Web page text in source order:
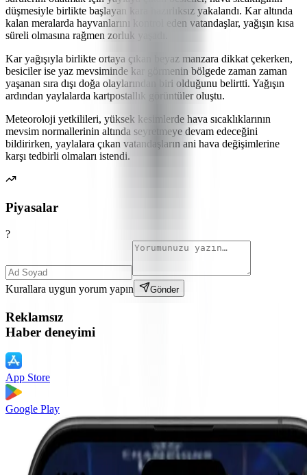
düşmesiyle birlikte başlayan kara hazırlıksız yakalandı. Kar altında
kalan meralarda hayvanlarını kontrol eden vatandaşlar, yağışın kısa
süreli olmasına rağmen zorluk yaşadı.
Kar yağışıyla birlikte ortaya çıkan beyaz manzara dikkat çekerken,
besiciler ise yaz mevsiminde kar görmenin bölgede zaman zaman
yaşanan sıra dışı doğa olaylarından biri olduğunu belirtti. Yağışın
ardından yaylalarda kartpostallık görüntüler oluştu.
Meteoroloji yetkilileri, yüksek kesimlerde hava sıcaklıklarının
mevsim normallerinin altında seyretmeye devam edeceğini
bildirirken, yaylalara çıkan vatandaşların ani hava değişimlerine
karşı tedbirli olmaları istendi.
Piyasalar
?
Kurallara uygun yorum yapın Gönder
Reklamsız
Haber deneyimi
App Store
Google Play